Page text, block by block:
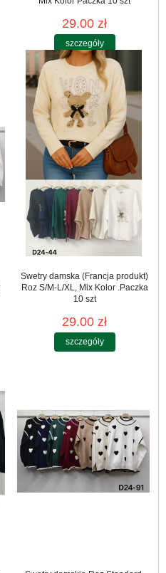
29.00 zł
szczegóły
Swetry damska (Francja produkt)
Roz S/M-L/XL, Mix Kolor .Paczka
10 szt
29.00 zł
szczegóły